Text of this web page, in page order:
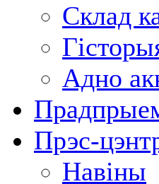
Склад
Адно
Прэс-
Навіны